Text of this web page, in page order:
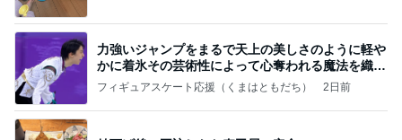
力強いジャンプをまるで天上の美しさのように軽や
かに着氷その芸術性によって心奪われる魔法を織り
なす
フィギュアスケート応援（くまはともだち） 2日前